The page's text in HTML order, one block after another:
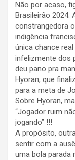
Não por acaso,
Brasileirão 2024.
constrangedora
indigência
única chance
infelizmente dos
deu pano pra
Hyoran, que
para a meta de
Sobre Hyoran,
“Jogador ruim
jogando” !!!
A propósito,
sentir com a
uma bola parada